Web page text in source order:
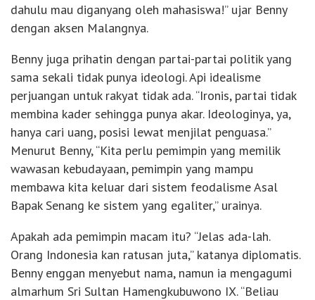
dahulu mau diganyang oleh mahasiswa!” ujar Benny
dengan aksen Malangnya.
Benny juga prihatin dengan partai-partai politik yang
sama sekali tidak punya ideologi. Api idealisme
perjuangan untuk rakyat tidak ada. “Ironis, partai tidak
membina kader sehingga punya akar. Ideologinya, ya,
hanya cari uang, posisi lewat menjilat penguasa.”
Menurut Benny, “Kita perlu pemimpin yang memilik
wawasan kebudayaan, pemimpin yang mampu
membawa kita keluar dari sistem feodalisme Asal
Bapak Senang ke sistem yang egaliter,” urainya.
Apakah ada pemimpin macam itu? “Jelas ada-lah.
Orang Indonesia kan ratusan juta,” katanya diplomatis.
Benny enggan menyebut nama, namun ia mengagumi
almarhum Sri Sultan Hamengkubuwono IX. “Beliau